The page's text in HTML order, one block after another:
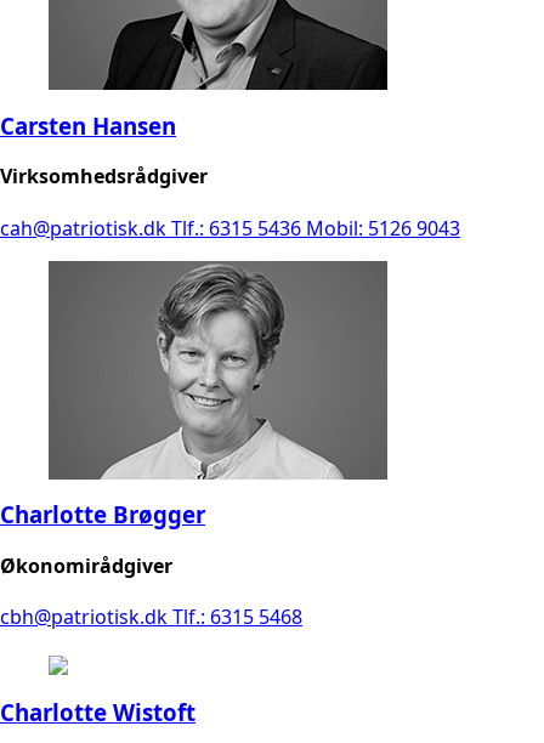
Carsten Hansen
Virksomhedsrådgiver
cah@patriotisk.dkTlf.: 6315 5436 Mobil: 5126 9043
Charlotte Brøgger
Økonomirådgiver
cbh@patriotisk.dkTlf.: 6315 5468
Charlotte Wistoft